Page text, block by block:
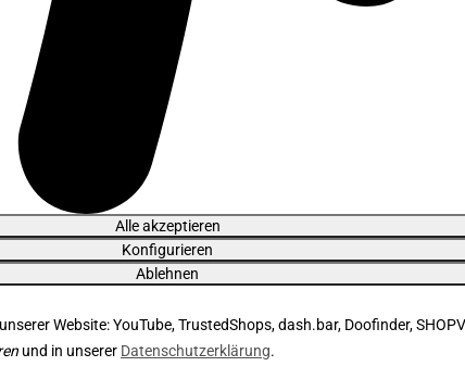
Alle akzeptieren
Konfigurieren
Ablehnen
Website: YouTube, TrustedShops, dash.bar, Doofinder,
und in unserer Datenschutzerklärung.